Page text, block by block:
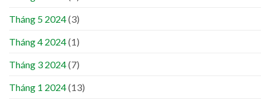
Tháng 5 2024(3)
Tháng 4 2024(1)
Tháng 3 2024(7)
Tháng 1 2024(13)